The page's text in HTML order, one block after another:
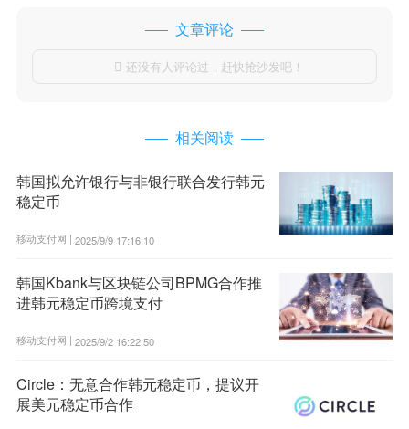
文章评论
 还没有人评论过，赶快抢沙发吧！
相关阅读
韩国拟允许银行与非银行联合发行韩元
稳定币
移动支付网 | 2025/9/9 17:16:10
韩国Kbank与区块链公司BPMG合作推
进韩元稳定币跨境支付
移动支付网 | 2025/9/2 16:22:50
Circle：无意合作韩元稳定币，提议开
展美元稳定币合作